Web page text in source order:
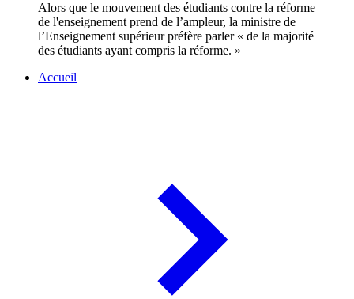
Alors que le mouvement des étudiants contre la réforme
de l'enseignement prend de l’ampleur, la ministre de
l’Enseignement supérieur préfère parler « de la majorité
des étudiants ayant compris la réforme. »
Accueil